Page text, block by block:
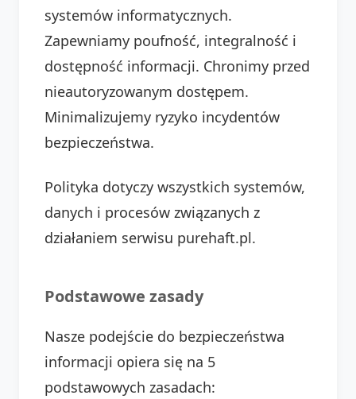
systemów informatycznych.
Zapewniamy poufność, integralność i
dostępność informacji. Chronimy przed
nieautoryzowanym dostępem.
Minimalizujemy ryzyko incydentów
bezpieczeństwa.
Polityka dotyczy wszystkich systemów,
danych i procesów związanych z
działaniem serwisu purehaft.pl.
Podstawowe zasady
Nasze podejście do bezpieczeństwa
informacji opiera się na 5
podstawowych zasadach: